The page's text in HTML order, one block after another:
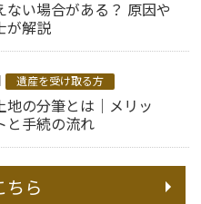
ない場合がある？ 原因や
が解説
遺産を受け取る方
地の分筆とは｜メリッ
と手続の流れ
ちら